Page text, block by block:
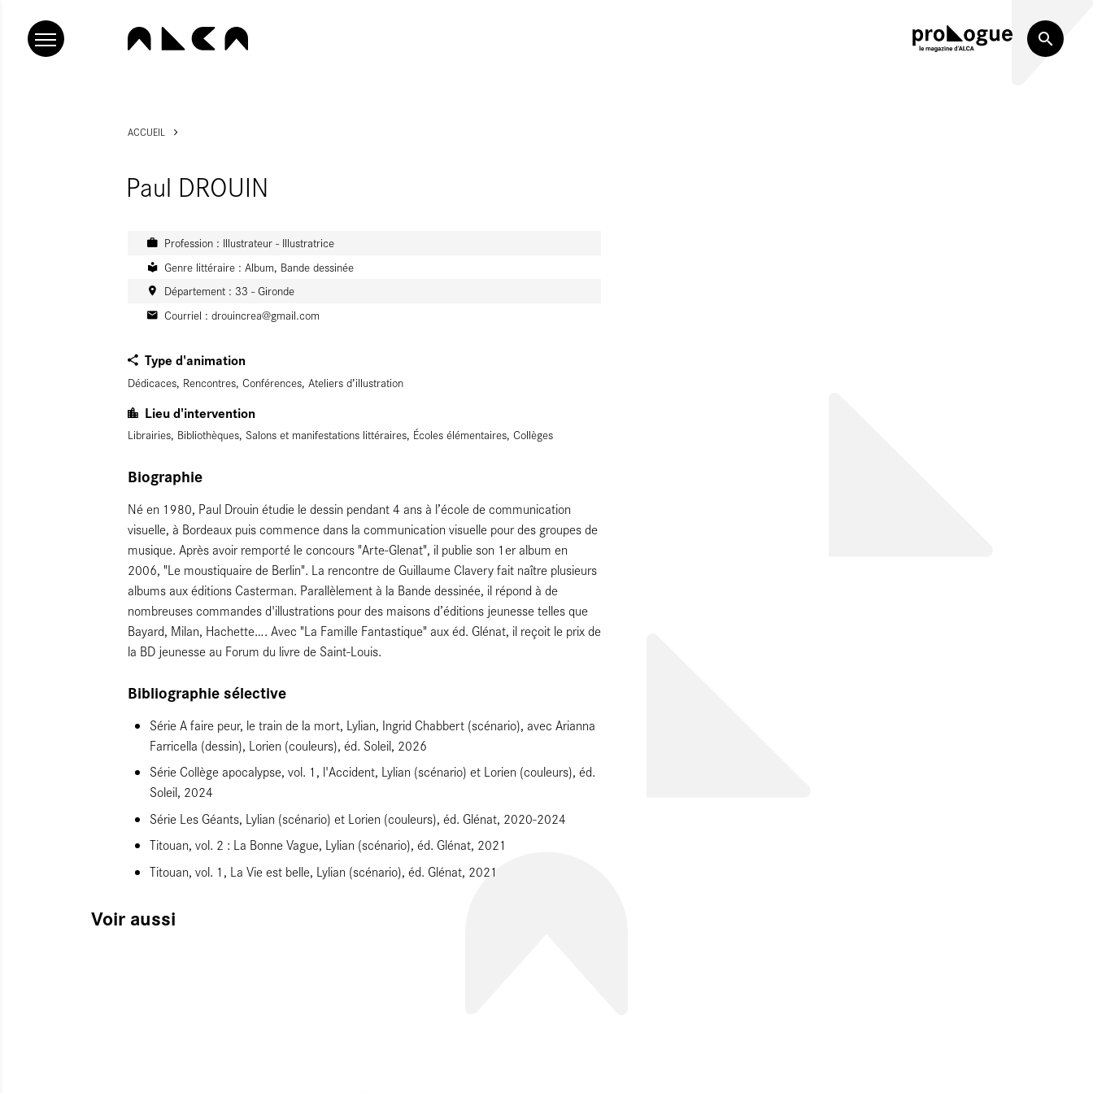
ACCUEIL
Paul DROUIN
Profession : Illustrateur - Illustratrice
Genre littéraire : Album, Bande dessinée
Département : 33 - Gironde
Courriel : drouincrea@gmail.com
Type d'animation
Dédicaces, Rencontres, Conférences, Ateliers d’illustration
Lieu d'intervention
Librairies, Bibliothèques, Salons et manifestations littéraires, Écoles élémentaires, Collèges
Biographie
Né en 1980, Paul Drouin étudie le dessin pendant 4 ans à l’école de communication
visuelle, à Bordeaux puis commence dans la communication visuelle pour des groupes de
musique. Après avoir remporté le concours "Arte-Glenat", il publie son 1er album en
2006, "Le moustiquaire de Berlin". La rencontre de Guillaume Clavery fait naître plusieurs
albums aux éditions Casterman. Parallèlement à la Bande dessinée, il répond à de
nombreuses commandes d'illustrations pour des maisons d’éditions jeunesse telles que
Bayard, Milan, Hachette…. Avec "La Famille Fantastique" aux éd. Glénat, il reçoit le prix de
la BD jeunesse au Forum du livre de Saint-Louis.
Bibliographie sélective
Série A faire peur, le train de la mort, Lylian, Ingrid Chabbert (scénario), avec Arianna
Farricella (dessin), Lorien (couleurs), éd. Soleil, 2026
Série Collège apocalypse, vol. 1, l'Accident, Lylian (scénario) et Lorien (couleurs), éd.
Soleil, 2024
Série Les Géants, Lylian (scénario) et Lorien (couleurs), éd. Glénat, 2020-2024
Titouan, vol. 2 : La Bonne Vague, Lylian (scénario), éd. Glénat, 2021
Titouan, vol. 1, La Vie est belle, Lylian (scénario), éd. Glénat, 2021
Voir aussi